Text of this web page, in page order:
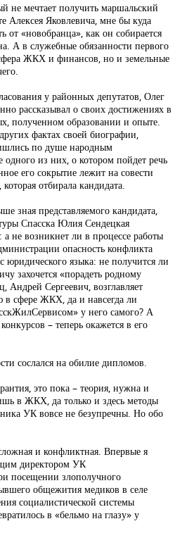
не мечтает получить маршальский
Алексея Яковлевича, мне бы куда
от «новобранца», как он собирается
А в служебные обязанности первого
ЖКХ и финансов, но и земельные
у районных депутатов, Олег
рассказывал о своих достижениях в
полученном образовании и опыте.
фактах своей биографии,
по душе народным
из них, о котором пойдет речь
его сокрытие лежит на совести
отбирала кандидата.
зная представляемого кандидата,
Спасска Юлия Сендецкая
а не возникнет ли в процессе работы
опасность конфликта
юридического языка: не получится ли
захочется «порадеть родному
Андрей Сергеевич, возглавляет
сфере ЖКХ, да и навсегда ли
у него самого? А
– теперь окажется в его
сослался на обилие дипломов.
это пока – теория, нужна и
в ЖКХ, да только и здесь методы
УК вовсе не безупречны. Но обо
и конфликтная. Впервые я
директором УК
посещении злополучного
общежития медиков в селе
социалистической системы
в «бельмо на глазу» у